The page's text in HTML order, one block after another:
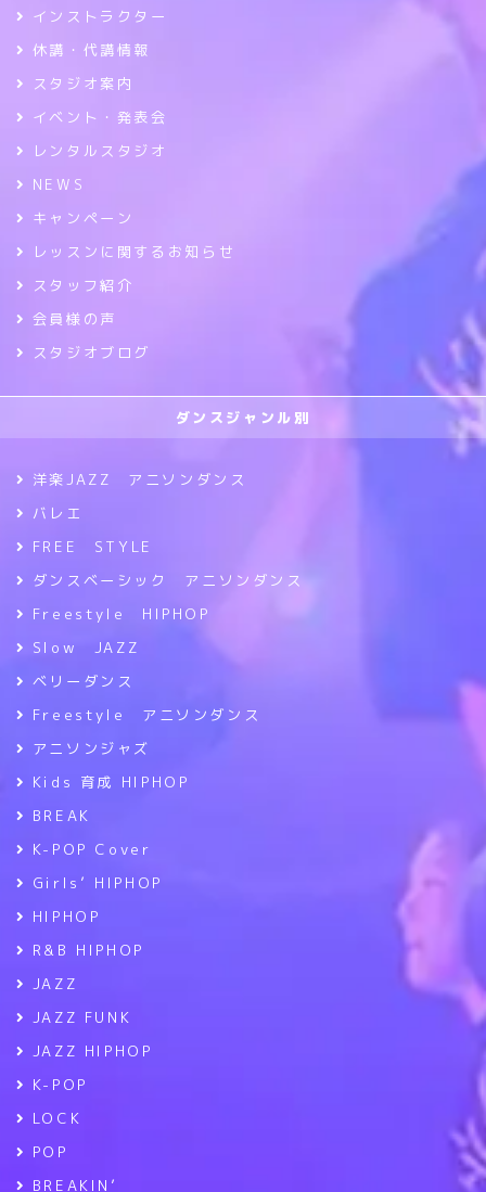
インストラクター
休講・代講情報
スタジオ案内
イベント・発表会
レンタルスタジオ
NEWS
キャンペーン
レッスンに関するお知らせ
スタッフ紹介
会員様の声
スタジオブログ
ダンスジャンル別
洋楽JAZZ アニソンダンス
バレエ
FREE STYLE
ダンスベーシック アニソンダンス
Freestyle HIPHOP
Slow JAZZ
ベリーダンス
Freestyle アニソンダンス
アニソンジャズ
Kids 育成 HIPHOP
BREAK
K-POP Cover
Girls’ HIPHOP
HIPHOP
R&B HIPHOP
JAZZ
JAZZ FUNK
JAZZ HIPHOP
K-POP
LOCK
POP
BREAKIN’